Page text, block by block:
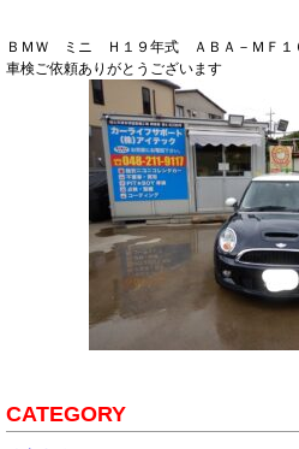
ＢＭＷ ミニ Ｈ１９年式 ＡＢＡ－ＭＦ１
車検ご依頼ありがとうございます
CATEGORY